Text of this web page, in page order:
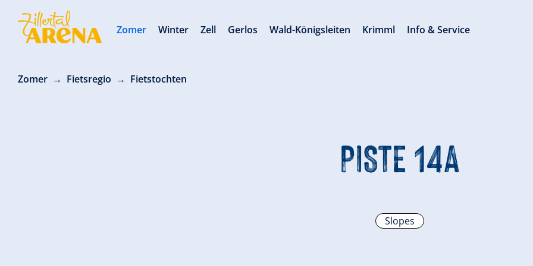
Zomer Fietsregio Fietstochten
PISTE 14A
Slopes
Zomer Winter Zell Gerlos Wald-Königsleiten Krimml Info & Service